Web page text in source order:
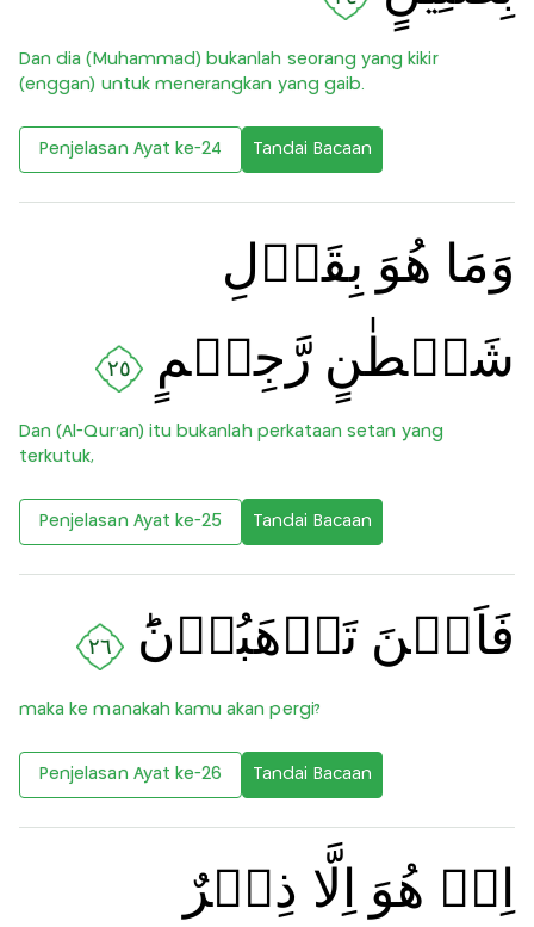
Dan dia (Muhammad) bukanlah seorang yang kikir
(enggan) untuk menerangkan yang gaib.
Penjelasan Ayat ke-24 Tandai Bacaan
وَمَا هُوَ بِقَوۡلِ
شَيۡطٰنٍ رَّجِيۡمٍ
٢٥
Dan (Al-Qur'an) itu bukanlah perkataan setan yang
terkutuk,
Penjelasan Ayat ke-25 Tandai Bacaan
فَاَيۡنَ تَذۡهَبُوۡنَؕ ٢٦
maka ke manakah kamu akan pergi?
Penjelasan Ayat ke-26 Tandai Bacaan
اِنۡ هُوَ اِلَّا ذِكۡرٌ